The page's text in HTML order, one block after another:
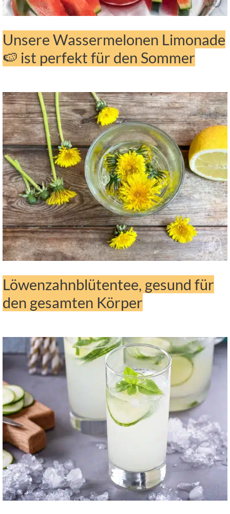
Unsere Wassermelonen Limonade
🍉 ist perfekt für den Sommer
Löwenzahnblütentee, gesund für
den gesamten Körper